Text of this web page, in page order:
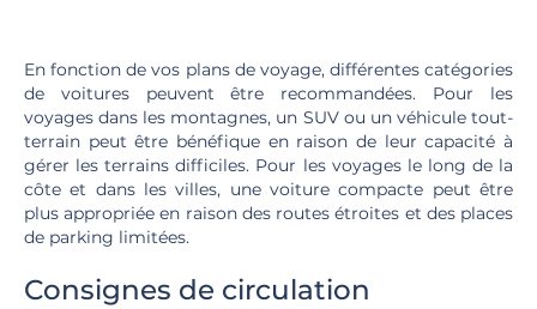
En fonction de vos plans de voyage, différentes catégories
de voitures peuvent être recommandées. Pour les
voyages dans les montagnes, un SUV ou un véhicule tout-
terrain peut être bénéfique en raison de leur capacité à
gérer les terrains difficiles. Pour les voyages le long de la
côte et dans les villes, une voiture compacte peut être
plus appropriée en raison des routes étroites et des places
de parking limitées.
Consignes de circulation